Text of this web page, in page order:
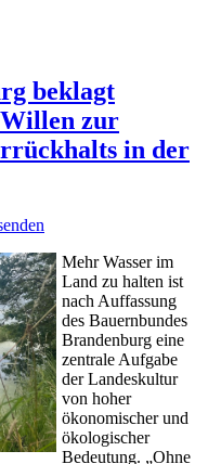
beklagt
zur
in der
Mehr Wasser im
Land zu halten ist
nach Auffassung
des Bauernbundes
Brandenburg eine
zentrale Aufgabe
der Landeskultur
von hoher
ökonomischer und
ökologischer
Bedeutung. „Ohne